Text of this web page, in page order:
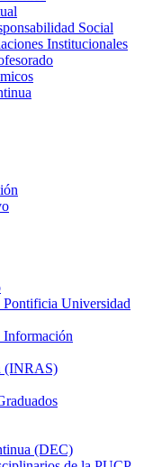
Social
Institucionales
Universidad
Información
(INRAS)
(DEC)